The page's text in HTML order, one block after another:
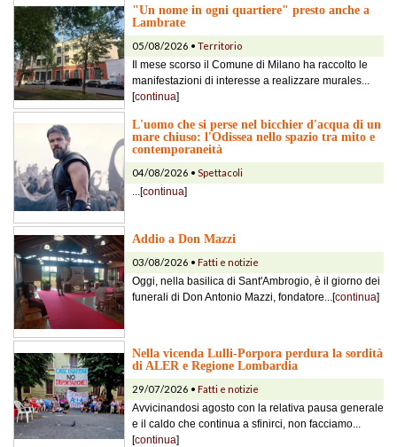
"Un nome in ogni quartiere" presto anche a
Lambrate
05/08/2026 • Territorio
Il mese scorso il Comune di Milano ha raccolto le
manifestazioni di interesse a realizzare murales...
[continua]
L'uomo che si perse nel bicchier d'acqua di un
mare chiuso: l'Odissea nello spazio tra mito e
contemporaneità
04/08/2026 • Spettacoli
...[continua]
Addio a Don Mazzi
03/08/2026 • Fatti e notizie
Oggi, nella basilica di Sant'Ambrogio, è il giorno dei
funerali di Don Antonio Mazzi, fondatore...[continua]
Nella vicenda Lulli-Porpora perdura la sordità
di ALER e Regione Lombardia
29/07/2026 • Fatti e notizie
Avvicinandosi agosto con la relativa pausa generale
e il caldo che continua a sfinirci, non facciamo...
[continua]